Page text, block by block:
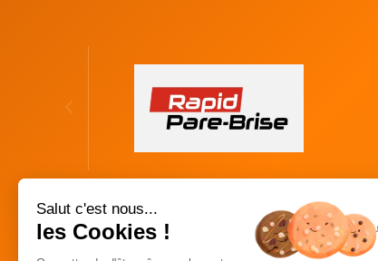
Salut c'est nous...
les Cookies !